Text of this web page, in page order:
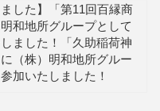
ました】「第11回百縁商
和地所グループとして
ました！「久助稲荷神
（株）明和地所グルー
加いたしました！